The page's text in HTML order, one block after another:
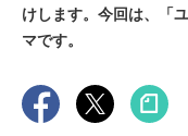
けします。今回は、「
マです。